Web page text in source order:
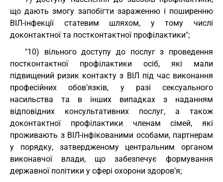
що дають змогу запобігти зараженню і поширенню
ВІЛ-інфекції статевим шляхом, у тому числі
доконтактної та постконтактної профілактики";
"10) вільного доступу до послуг з проведення
постконтактної профілактики осіб, які мали
підвищений ризик контакту з ВІЛ під час виконання
професійних обов’язків, у разі сексуального
насильства та в інших випадках з наданням
відповідних консультативних послуг, а також
доконтактної профілактики членам сімей, які
проживають з ВІЛ-інфікованими особами, партнерам
у порядку, затвердженому центральним органом
виконавчої влади, що забезпечує формування
державної політики у сфері охорони здоров’я;